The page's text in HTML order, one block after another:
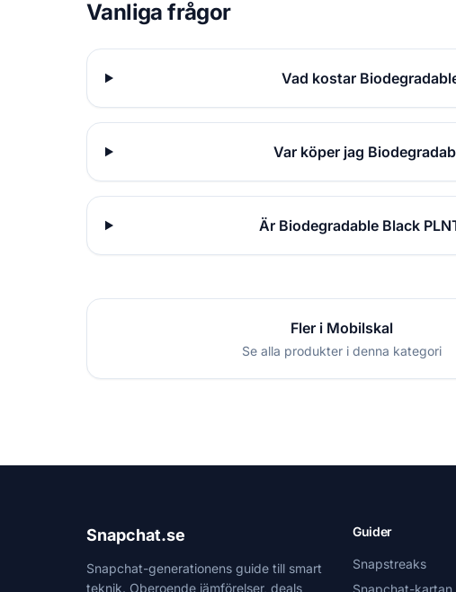
Vanliga frågor
Vad kostar
Var köper jag
Är Biodegradable Black
Fler i Mobilskal
Se alla produkter i denna kategori
Snapchat.se
Snapchat-generationens guide till smart
teknik. Oberoende jämförelser, deals
Guider
Snapstreaks
Snapchat-kartan